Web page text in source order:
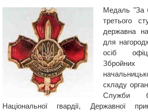
Медаль "За
третього
державна
для
осіб
складу
Служби
Національної гвардії, Державної